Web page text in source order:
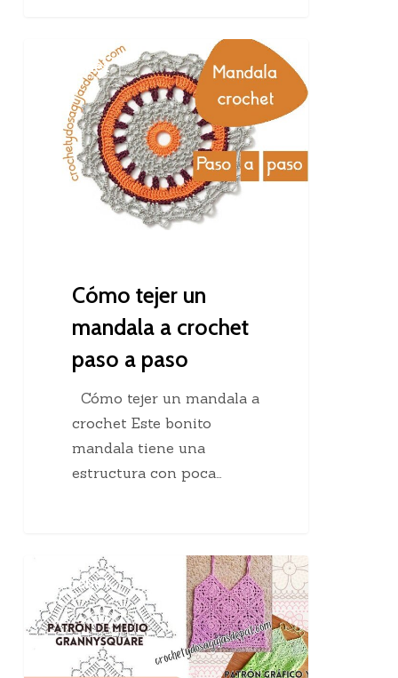
mandala
crochet
Crochet
Cómo tejer un
mandala a crochet
paso a paso
Cómo tejer un mandala a
crochet Este bonito
mandala tiene una
estructura con poca…
medio
cuadro
Crochet